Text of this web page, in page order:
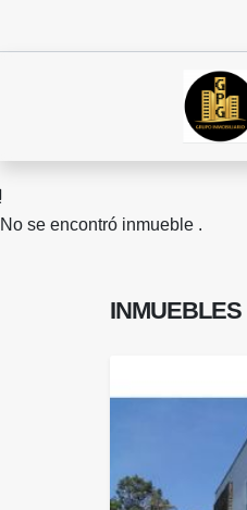
No se encontró inmueble .
INMUEBLES